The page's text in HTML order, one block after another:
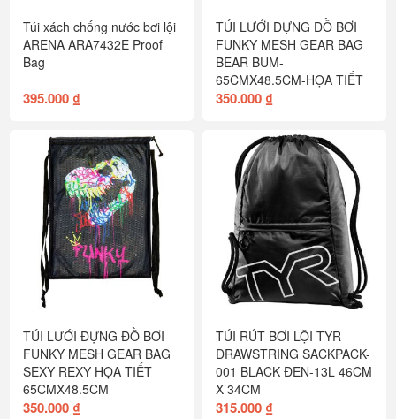
Túi xách chống nước bơi lội
ARENA ARA7432E Proof
Bag
395.000 ₫
TÚI LƯỚI ĐỰNG ĐỒ BƠI
FUNKY MESH GEAR BAG
BEAR BUM-
65CMX48.5CM-HỌA TIẾT
350.000 ₫
TÚI LƯỚI ĐỰNG ĐỒ BƠI
FUNKY MESH GEAR BAG
SEXY REXY HỌA TIẾT
65CMX48.5CM
350.000 ₫
TÚI RÚT BƠI LỘI TYR
DRAWSTRING SACKPACK-
001 BLACK ĐEN-13L 46CM
X 34CM
315.000 ₫